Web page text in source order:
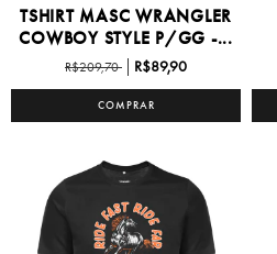
TSHIRT MASC WRANGLER
COWBOY STYLE P/GG -...
R$209,70 R$89,90
COMPRAR